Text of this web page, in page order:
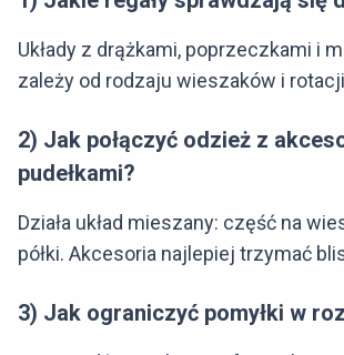
Układy z drążkami, poprzeczkami i
zależy od rodzaju wieszaków i
2) Jak połączyć odzież z
pudełkami?
Działa układ mieszany: część na
półki. Akcesoria najlepiej trzymać
3) Jak ograniczyć pomyłki w